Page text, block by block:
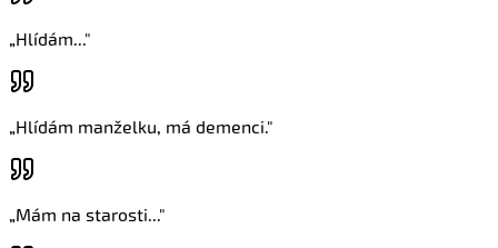
„Hlídám..."
„Hlídám manželku, má demenci."
„Mám na starosti..."